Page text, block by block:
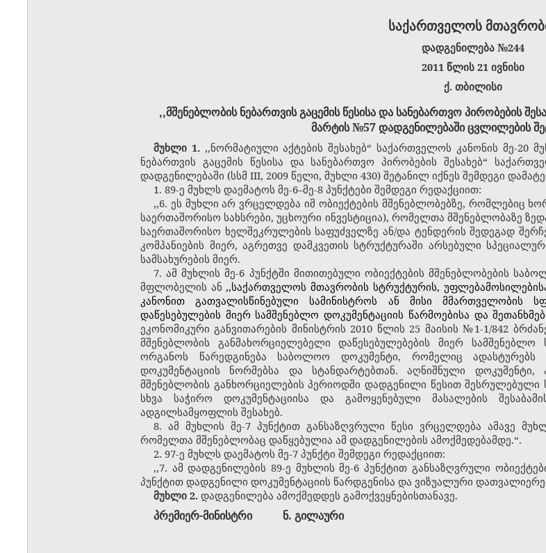
საქართველოს
დადგენილება№244
2011 წლის 21ივნისი
ქ. თბილისი
,,მშენებლობის ნებართვის გაცემის წესისა და სანებართვო პირობების
მარტის №57 დადგენილებაში ცვლილების
მუხლი 1.,,ნორმატიული აქტების შესახებ“ საქართველოს კანონის მე-20
ნებართვის გაცემის წესისა და სანებართვო პირობების შესახებ“
დადგენილებაში (სსმ III, 2009 წელი, მუხლი 430) შეტანილ იქნეს შემდეგი
1. 89-ე მუხლს დაემატოს მე-6–მე-8 პუნქტები შემდეგი რედაქციით:
,,6. ეს მუხლი არ ვრცელდება იმ ობიექტების მშენებლობებზე, რომლებიც
საერთაშორისო სახსრები, უცხოური ინვესტიცია), რომელთა მშენებლობაზე
საერთაშორისო ხელშეკრულების საფუძველზე ან/და ტენდერის შედეგად
კომპანიების მიერ, აგრეთვე დამკვეთის სტრუქტურაში არსებული
სამსახურების მიერ.
7. ამ მუხლის მე-6 პუნქტში მითითებული ობიექტების მშენებლობების
მფლობელის ან,,საქართველოს მთავრობის სტრუქტურის,
კანონით გათვალისწინებული სამინისტროს ან მისი მმართველობის
დაწესებულების მიერ სამშენებლო დოკუმენტაციის წარმოებისა და
ეკონომიკური განვითარების მინისტრის 2010 წლის 25 მაისის №1-1/842
მშენებლობის განმახორციელებელიდაწესებულებების მიერ სამშენებლო
ორგანოს წარედგინება საბოლოო დოკუმენტი, რომელიც ადასტურებს
დოკუმენტაციის ნორმებსა და სტანდარტებთან. აღნიშნული
მშენებლობის განხორციელების პერიოდში დადგენილი წესით შესრულებული
სხვა საჭირო დოკუმენტაციისა და გამოყენებული მასალების
ადგილსამყოფლის შესახებ.
8. ამ მუხლის მე-7 პუნქტით განსაზღვრული წესი ვრცელდება ამავე
რომელთა მშენებლობაც დაწყებულია ამ დადგენილების ამოქმედებამდე.“.
2. 97-ე მუხლს დაემატოს მე-7 პუნქტი შემდეგი რედაქციით:
,,7. ამ დადგენილების 89-ე მუხლის მე-6 პუნქტით განსაზღვრული
პუნქტით დადგენილი დოკუმენტაციის წარდგენისა და ვიზუალური
მუხლი 2.დადგენილება ამოქმედდეს გამოქვეყნებისთანავე.
პრემიერ-მინისტრი ნ. გილაური